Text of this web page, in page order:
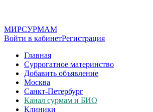
МИРСУРМАМ
Войти в кабинетРегистрация
Главная
Суррогатное материнство
Добавить объявление
Москва
Санкт-Петербург
Канал сурмам и БИО
Клиники